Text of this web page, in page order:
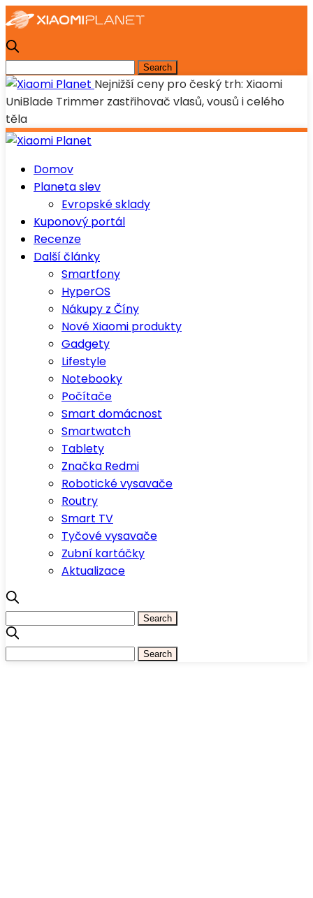
Nejnižší ceny pro český trh: Xiaomi
UniBlade Trimmer zastřihovač vlasů, vousů i celého
těla
Domov
Planeta slev
Evropské sklady
Kuponový portál
Recenze
Další články
Smartfony
HyperOS
Nákupy z Číny
Nové Xiaomi produkty
Gadgety
Lifestyle
Notebooky
Počítače
Smart domácnost
Smartwatch
Tablety
Značka Redmi
Robotické vysavače
Routry
Smart TV
Tyčové vysavače
Zubní kartáčky
Aktualizace